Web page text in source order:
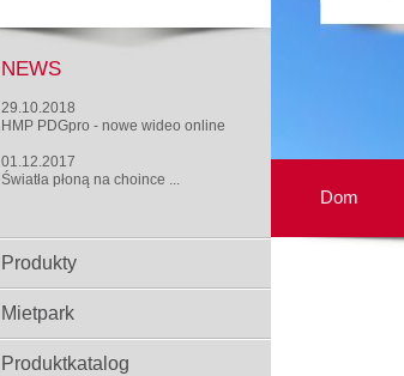
NEWS
29.10.2018
HMP PDGpro - nowe wideo online
01.12.2017
Światła płoną na choince ...
Dom
Produkty
Mietpark
Produktkatalog